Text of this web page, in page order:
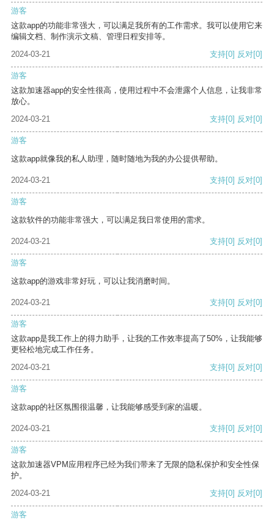
游客
这款app的功能非常强大，可以满足我所有的工作需求。我可以使用它来
编辑文档、制作演示文稿、管理日程安排等。
2024-03-21
支持[0] 反对[0]
游客
这款加速器app的安全性很高，使用过程中不会泄露个人信息，让我非常
放心。
2024-03-21
支持[0] 反对[0]
游客
这款app就像我的私人助理，随时随地为我的办公提供帮助。
2024-03-21 支持[0] 反对[0]
游客
这款软件的功能非常强大，可以满足我日常使用的需求。
2024-03-21 支持[0] 反对[0]
游客
这款app的游戏非常好玩，可以让我消磨时间。
2024-03-21 支持[0] 反对[0]
游客
这款app是我工作上的得力助手，让我的工作效率提高了50%，让我能够
更轻松地完成工作任务。
2024-03-21
支持[0] 反对[0]
游客
这款app的社区氛围很温馨，让我能够感受到家的温暖。
2024-03-21 支持[0] 反对[0]
游客
这款加速器VPM应用程序已经为我们带来了无限的隐私保护和安全性保
护。
2024-03-21
支持[0] 反对[0]
游客